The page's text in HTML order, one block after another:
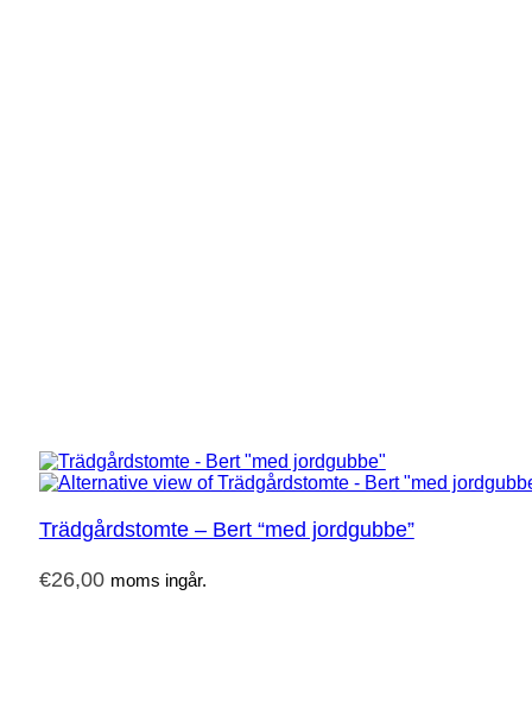
Trädgårdstomte – Bert “med jordgubbe”
€26,00 moms ingår.